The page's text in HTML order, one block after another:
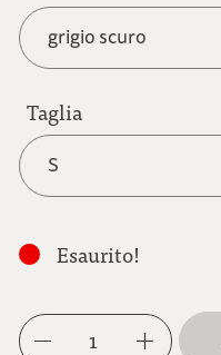
grigio scuro
grigio scuro
antracite
marrone chiaro
marrone moka
Taglia
S
Esaurito!
1